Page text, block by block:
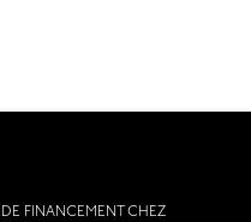
FINANCEMENT CHEZ